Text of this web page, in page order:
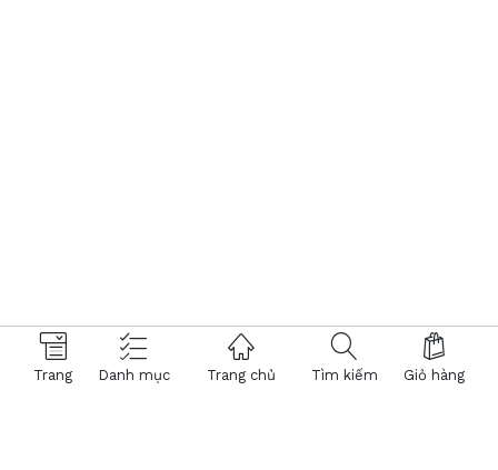
Trang Danh mục Trang chủ Tìm kiếm Giỏ hàng